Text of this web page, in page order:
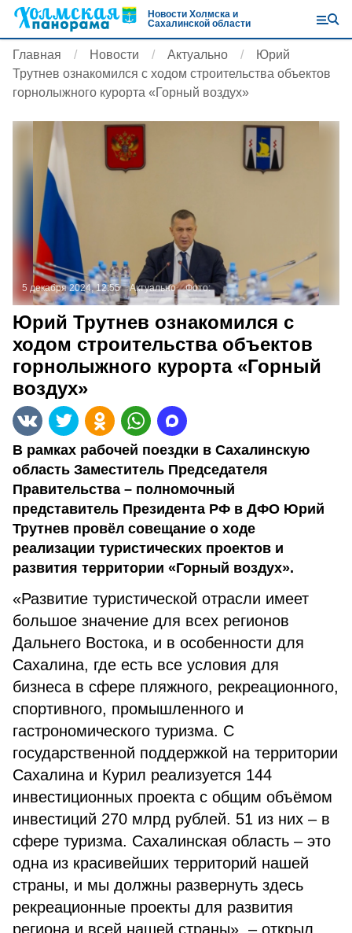
Новости Холмска и
Сахалинской области
Главная Новости Актуально
Юрий
Трутнев ознакомился с ходом строительства объектов
горнолыжного курорта «Горный воздух»
5 декабря 2024, 12:55 Актуально Фото:
Юрий Трутнев ознакомился с
ходом строительства объектов
горнолыжного курорта «Горный
воздух»
В рамках рабочей поездки в Сахалинскую
область Заместитель Председателя
Правительства – полномочный
представитель Президента РФ в ДФО Юрий
Трутнев провёл совещание о ходе
реализации туристических проектов и
развития территории «Горный воздух».
«Развитие туристической отрасли имеет
большое значение для всех регионов
Дальнего Востока, и в особенности для
Сахалина, где есть все условия для
бизнеса в сфере пляжного, рекреационного,
спортивного, промышленного и
гастрономического туризма. С
государственной поддержкой на территории
Сахалина и Курил реализуется 144
инвестиционных проекта с общим объёмом
инвестиций 270 млрд рублей. 51 из них – в
сфере туризма. Сахалинская область – это
одна из красивейших территорий нашей
страны, и мы должны развернуть здесь
рекреационные проекты для развития
региона и всей нашей страны», – открыл